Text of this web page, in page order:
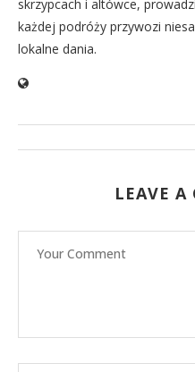
skrzypcach i altówce,
każdej podróży przywozi
lokalne dania.
LEAVE A